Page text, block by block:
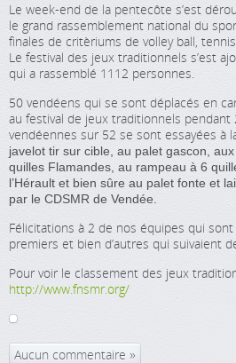
Le week-end de la pentecôte s’est
le grand rassemblement national du
finales de critèriums de volley ball,
Le festival des jeux traditionnels s’est
qui a rassemblé 1112 personnes.
50 vendéens qui se sont déplacés en
au festival de jeux traditionnels pendant
vendéennes sur 52 se sont essayées à
javelot tir sur cible, au palet gascon,
quilles Flamandes, au rampeau à 6
l’Hérault et bien sûre au palet fonte et
par le CDSMR de Vendée.
Félicitations à 2 de nos équipes qui
premiers et bien d’autres qui suivaient
Pour voir le classement des jeux
http://www.fnsmr.org/
Aucun commentaire